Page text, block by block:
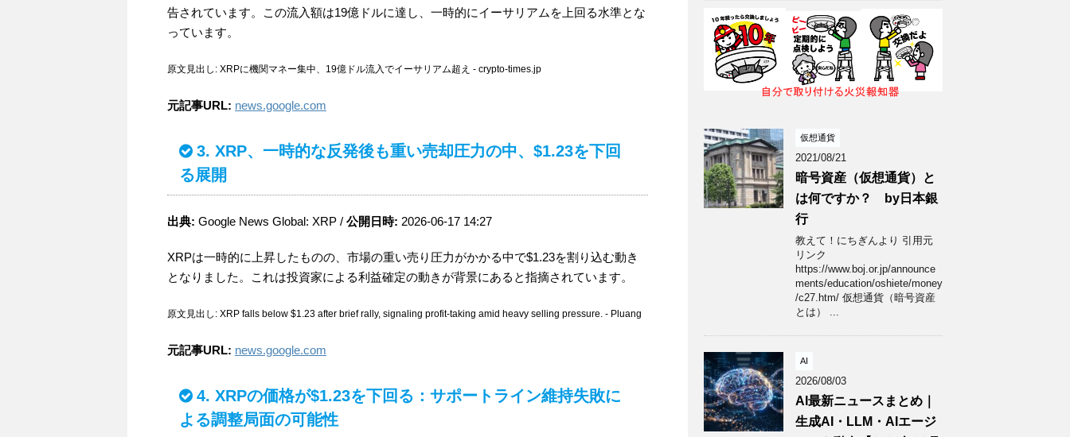
告されています。この流入額は19億ドルに達し、一時的にイーサリアムを上回る水準とな
っています。
原文見出し: XRPに機関マネー集中、19億ドル流入でイーサリアム超え - crypto-times.jp
元記事URL: news.google.com
3. XRP、一時的な反発後も重い売却圧力の中、$1.23を下回
る展開
出典: Google News Global: XRP / 公開日時: 2026-06-17 14:27
XRPは一時的に上昇したものの、市場の重い売り圧力がかかる中で$1.23を割り込む動き
となりました。これは投資家による利益確定の動きが背景にあると指摘されています。
原文見出し: XRP falls below $1.23 after brief rally, signaling profit-taking amid heavy selling pressure. - Pluang
元記事URL: news.google.com
4. XRPの価格が$1.23を下回る：サポートライン維持失敗に
よる調整局面の可能性
仮想通貨
2021/08/21
暗号資産（仮想通貨）と
は何ですか？ by日本銀
行
教えて！にちぎんより 引用元
リンク
https://www.boj.or.jp/announce
ments/education/oshiete/money
/c27.htm/ 仮想通貨（暗号資産
とは） ...
AI
2026/08/03
AI最新ニュースまとめ｜
生成AI・LLM・AIエージ